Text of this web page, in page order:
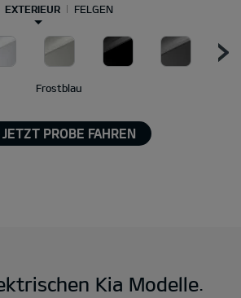
EXTERIEUR FELGEN
Frostblau
JETZT PROBE FAHREN